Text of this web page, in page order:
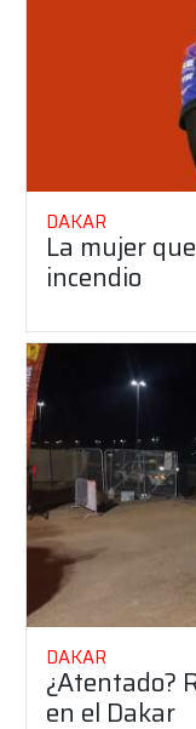
DAKAR
La mujer
incendio
DAKAR
¿Atentado?
en el Dakar